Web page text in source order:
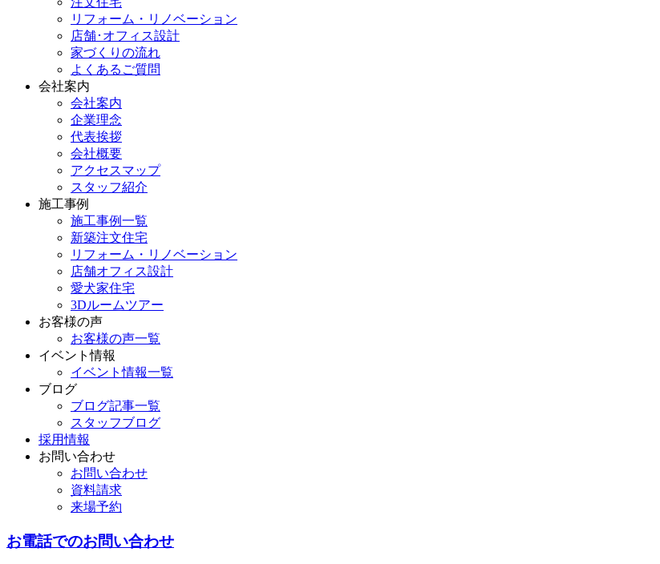
リフォーム・リノベーション
店舗･オフィス設計
家づくりの流れ
よくあるご質問
会社案内
会社案内
企業理念
代表挨拶
会社概要
アクセスマップ
スタッフ紹介
施工事例
施工事例一覧
新築注文住宅
リフォーム・リノベーション
店舗オフィス設計
愛犬家住宅
3Dルームツアー
お客様の声
お客様の声一覧
イベント情報
イベント情報一覧
ブログ
ブログ記事一覧
スタッフブログ
採用情報
お問い合わせ
お問い合わせ
資料請求
来場予約
お電話でのお問い合わせ